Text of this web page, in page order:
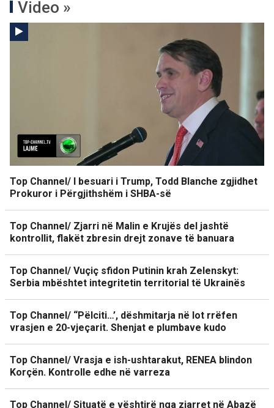
Video »
Top Channel/ I besuari i Trump, Todd Blanche zgjidhet
Prokuror i Përgjithshëm i SHBA-së
Top Channel/ Zjarri në Malin e Krujës del jashtë
kontrollit, flakët zbresin drejt zonave të banuara
Top Channel/ Vuçiç sfidon Putinin krah Zelenskyt:
Serbia mbështet integritetin territorial të Ukrainës
Top Channel/ “Pëlciti…’, dëshmitarja në lot rrëfen
vrasjen e 20-vjeçarit. Shenjat e plumbave kudo
Top Channel/ Vrasja e ish-ushtarakut, RENEA blindon
Korçën. Kontrolle edhe në varreza
Top Channel/ Situatë e vështirë nga zjarret në Abazë